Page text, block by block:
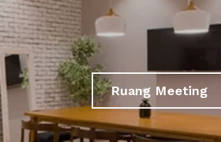
Ruang Meeting